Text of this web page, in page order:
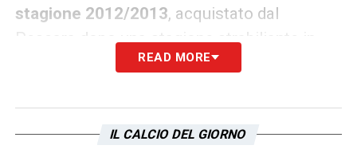
stagione 2012/2013, acquistato dal
Pescara dopo una stagione strabiliante in
Serie B. In Liguria Immobile ha
Juventus, Napoli, Sampdoria e Inter le vittime
del centravanti di Lazio e nazionale italiana
READ MORE
IL CALCIO DEL GIORNO